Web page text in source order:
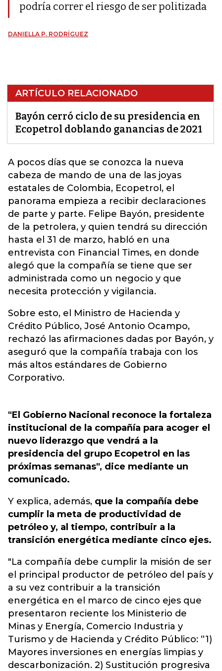
podría correr el riesgo de ser politizada
DANIELLA P. RODRÍGUEZ
ARTÍCULO RELACIONADO
Bayón cerró ciclo de su presidencia en
Ecopetrol doblando ganancias de 2021
A pocos días que se conozca la nueva
cabeza de mando de una de las joyas
estatales de Colombia, Ecopetrol, el
panorama empieza a recibir declaraciones
de parte y parte. Felipe Bayón, presidente
de la petrolera, y quien tendrá su dirección
hasta el 31 de marzo, habló en una
entrevista con Financial Times, en donde
alegó que la compañía se tiene que ser
administrada como un negocio y que
necesita protección y vigilancia.
Sobre esto, el Ministro de Hacienda y
Crédito Público, José Antonio Ocampo,
rechazó las afirmaciones dadas por Bayón, y
aseguró que la compañía trabaja con los
más altos estándares de Gobierno
Corporativo.
"El Gobierno Nacional reconoce la fortaleza
institucional de la compañía para acoger el
nuevo liderazgo que vendrá a la
presidencia del grupo Ecopetrol en las
próximas semanas", dice mediante un
comunicado.
Y explica, además, que la compañía debe
cumplir la meta de productividad de
petróleo y, al tiempo, contribuir a la
transición energética mediante cinco ejes.
"La compañía debe cumplir la misión de ser
el principal productor de petróleo del país y
a su vez contribuir a la transición
energética en el marco de cinco ejes que
presentaron reciente los Ministerio de
Minas y Energía, Comercio Industria y
Turismo y de Hacienda y Crédito Público: “1)
Mayores inversiones en energías limpias y
descarbonización. 2) Sustitución progresiva